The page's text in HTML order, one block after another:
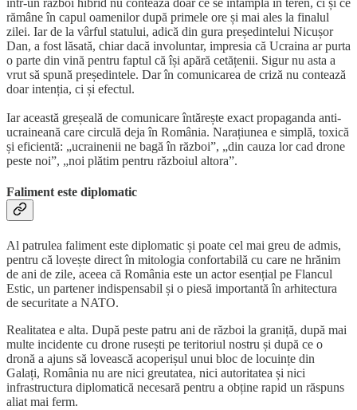
într-un război hibrid nu contează doar ce se întâmplă în teren, ci și ce
rămâne în capul oamenilor după primele ore și mai ales la finalul
zilei. Iar de la vârful statului, adică din gura președintelui Nicușor
Dan, a fost lăsată, chiar dacă involuntar, impresia că Ucraina ar purta
o parte din vină pentru faptul că își apără cetățenii. Sigur nu asta a
vrut să spună președintele. Dar în comunicarea de criză nu contează
doar intenția, ci și efectul.
Iar această greșeală de comunicare întărește exact propaganda anti-
ucraineană care circulă deja în România. Narațiunea e simplă, toxică
și eficientă: „ucrainenii ne bagă în război”, „din cauza lor cad drone
peste noi”, „noi plătim pentru războiul altora”.
Faliment este diplomatic
Al patrulea faliment este diplomatic și poate cel mai greu de admis,
pentru că lovește direct în mitologia confortabilă cu care ne hrănim
de ani de zile, aceea că România este un actor esențial pe Flancul
Estic, un partener indispensabil și o piesă importantă în arhitectura
de securitate a NATO.
Realitatea e alta. După peste patru ani de război la graniță, după mai
multe incidente cu drone rusești pe teritoriul nostru și după ce o
dronă a ajuns să lovească acoperișul unui bloc de locuințe din
Galați, România nu are nici greutatea, nici autoritatea și nici
infrastructura diplomatică necesară pentru a obține rapid un răspuns
aliat mai ferm.